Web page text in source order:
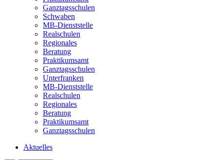
Ganztagsschulen
Schwaben
MB-Dienststelle
Realschulen
Regionales
Beratung
Praktikumsamt
Ganztagsschulen
Unterfranken
MB-Dienststelle
Realschulen
Regionales
Beratung
Praktikumsamt
Ganztagsschulen
Aktuelles